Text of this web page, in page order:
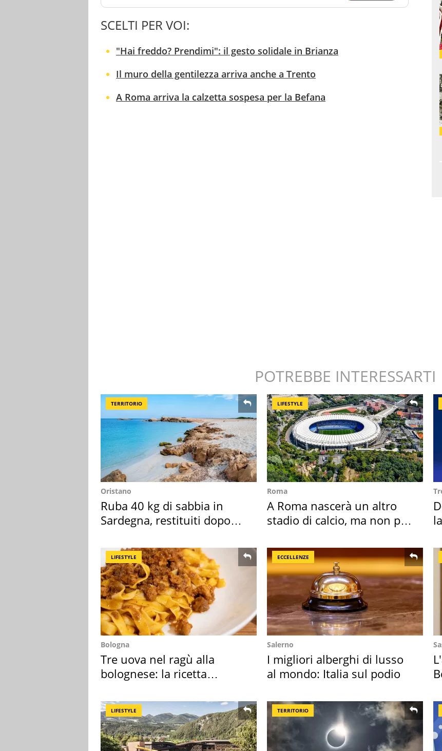
SCELTI PER VOI:
"Hai freddo? Prendimi": il gesto solidale in Brianza
Il muro della gentilezza arriva anche a Trento
A Roma arriva la calzetta sospesa per la Befana
POTREBBE INTERESSARTI
TERRITORIO
Oristano
Ruba 40 kg di sabbia in
Sardegna, restituiti dopo
LIFESTYLE
Roma
A Roma nascerà un altro
stadio di calcio, ma non per
LIFESTYLE
Bologna
Tre uova nel ragù alla
bolognese: la ricetta
ECCELLENZE
Salerno
I migliori alberghi di lusso
al mondo: Italia sul podio
LIFESTYLE TERRITORIO